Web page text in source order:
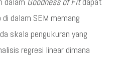
dalam SEM memang
skala pengukuran yang
regresi linear dimana